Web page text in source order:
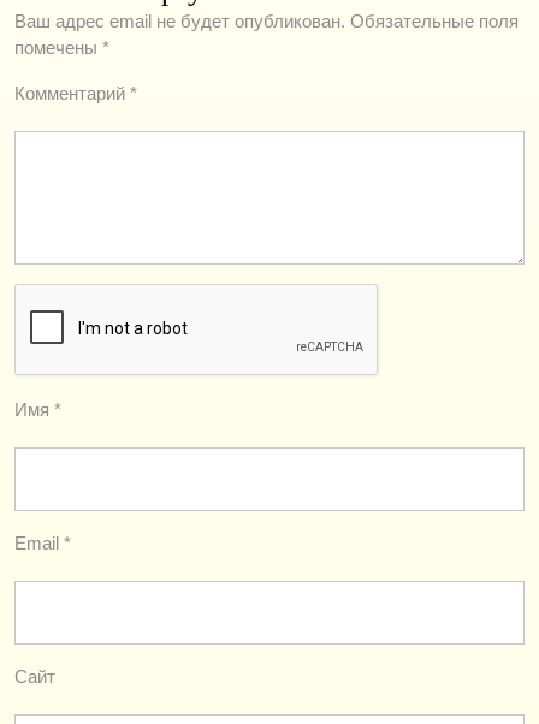
Ваш адрес email не будет опубликован. Обязательные поля
помечены *
Комментарий *
Имя *
Email *
Сайт